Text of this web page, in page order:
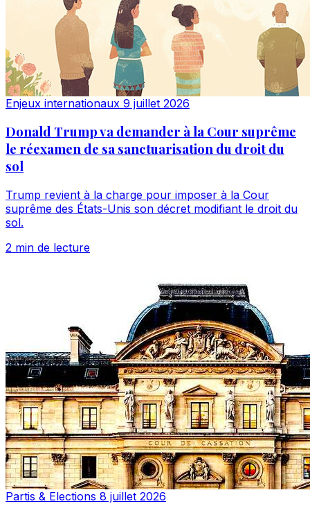
Enjeux internationaux 9 juillet 2026
Donald Trump va demander à la Cour suprême
le réexamen de sa sanctuarisation du droit du
sol
Trump revient à la charge pour imposer à la Cour
suprême des États-Unis son décret modifiant le droit du
sol.
2 min de lecture
Partis & Elections 8 juillet 2026